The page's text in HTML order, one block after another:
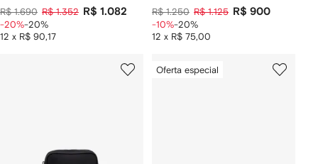
R$ 1.690 R$ 1.352 R$ 1.082
12 x R$ 90,17
-20%-20%
R$ 1.250 R$ 1.125 R$ 900
12 x R$ 75,00
-10%-20%
Oferta especial